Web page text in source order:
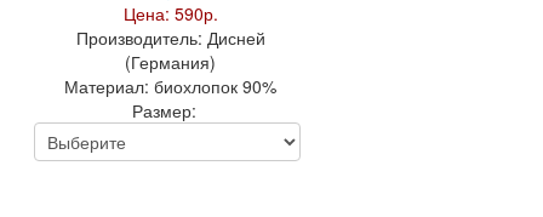
Цена: 590р.
Производитель: Дисней
(Германия)
Материал: биохлопок 90%
Размер: